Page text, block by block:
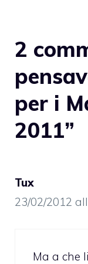
2
per i
2011”
Tux
23/02/2012
Ma a che